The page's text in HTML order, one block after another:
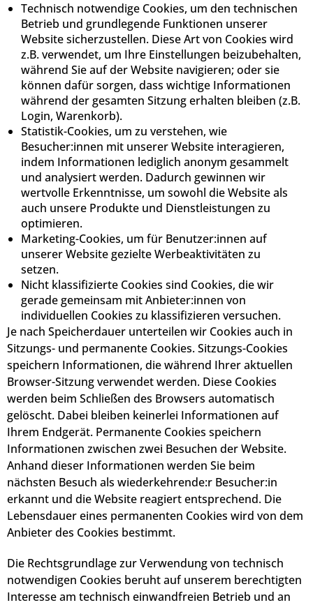
Technisch notwendige Cookies, um den technischen
Betrieb und grundlegende Funktionen unserer
Website sicherzustellen. Diese Art von Cookies wird
z.B. verwendet, um Ihre Einstellungen beizubehalten,
während Sie auf der Website navigieren; oder sie
können dafür sorgen, dass wichtige Informationen
während der gesamten Sitzung erhalten bleiben (z.B.
Login, Warenkorb).
Statistik-Cookies, um zu verstehen, wie
Besucher:innen mit unserer Website interagieren,
indem Informationen lediglich anonym gesammelt
und analysiert werden. Dadurch gewinnen wir
wertvolle Erkenntnisse, um sowohl die Website als
auch unsere Produkte und Dienstleistungen zu
optimieren.
Marketing-Cookies, um für Benutzer:innen auf
unserer Website gezielte Werbeaktivitäten zu
setzen.
Nicht klassifizierte Cookies sind Cookies, die wir
gerade gemeinsam mit Anbieter:innen von
individuellen Cookies zu klassifizieren versuchen.
Je nach Speicherdauer unterteilen wir Cookies auch in
Sitzungs- und permanente Cookies. Sitzungs-Cookies
speichern Informationen, die während Ihrer aktuellen
Browser-Sitzung verwendet werden. Diese Cookies
werden beim Schließen des Browsers automatisch
gelöscht. Dabei bleiben keinerlei Informationen auf
Ihrem Endgerät. Permanente Cookies speichern
Informationen zwischen zwei Besuchen der Website.
Anhand dieser Informationen werden Sie beim
nächsten Besuch als wiederkehrende:r Besucher:in
erkannt und die Website reagiert entsprechend. Die
Lebensdauer eines permanenten Cookies wird von dem
Anbieter des Cookies bestimmt.
Die Rechtsgrundlage zur Verwendung von technisch
notwendigen Cookies beruht auf unserem berechtigten
Interesse am technisch einwandfreien Betrieb und an